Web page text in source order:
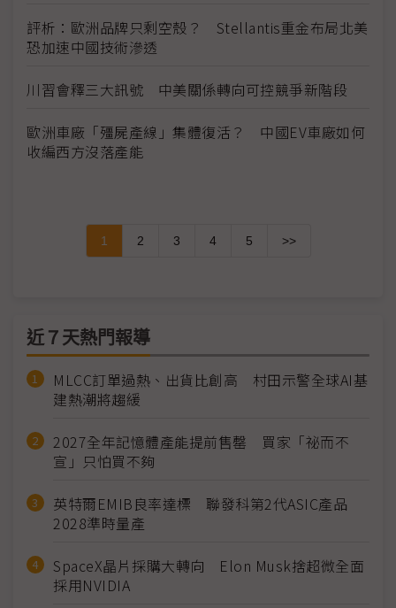
評析：歐洲品牌只剩空殼？ Stellantis重金布局北美
恐加速中國技術滲透
川習會釋三大訊號 中美關係轉向可控競爭新階段
歐洲車廠「殭屍產線」集體復活？ 中國EV車廠如何
收編西方沒落產能
1 2 3 4 5 >>
近７天熱門報導
MLCC訂單過熱、出貨比創高 村田示警全球AI基
建熱潮將趨緩
2027全年記憶體產能提前售罄 買家「祕而不
宣」只怕買不夠
英特爾EMIB良率達標 聯發科第2代ASIC產品
2028準時量產
SpaceX晶片採購大轉向 Elon Musk捨超微全面
採用NVIDIA